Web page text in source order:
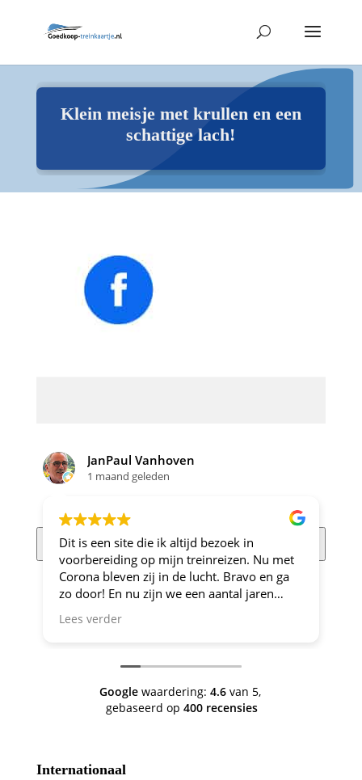
Klein meisje met krullen en een
schattige lach!
Klik om marketing cookies te accepteren en deze inhoud
in te schakelen
JanPaul Vanhoven
1 maand geleden
Dit is een site die ik altijd bezoek in
voorbereiding op mijn treinreizen. Nu met
Corona bleven zij in de lucht. Bravo en ga
zo door! En nu zijn we een aantal jaren
oriënteren op trein-voordeel!
Lees verder
Googlewaardering: 4.6van 5,
gebaseerd op 400 recensies
Internationaal